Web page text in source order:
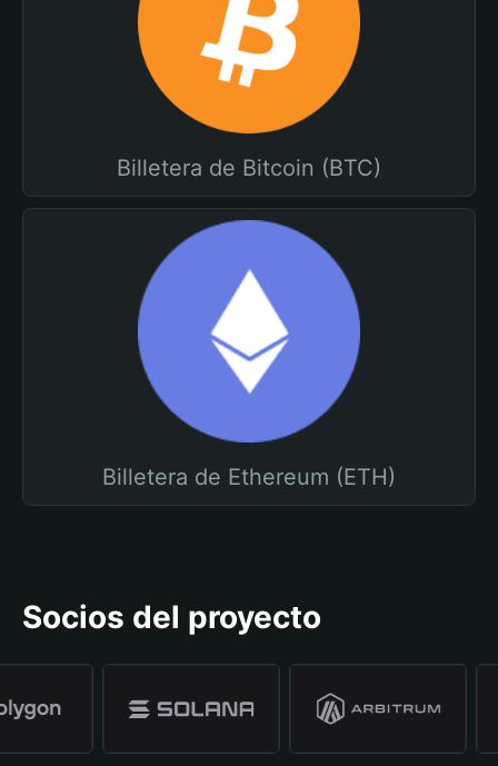
Billetera de Bitcoin (BTC)
Billetera de Ethereum (ETH)
Socios del proyecto